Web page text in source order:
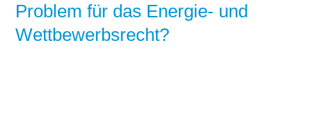
Problem für das Energie- und
Wettbewerbsrecht?